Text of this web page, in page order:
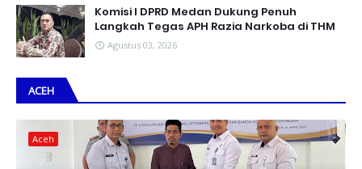
Komisi I DPRD Medan Dukung Penuh
Langkah Tegas APH Razia Narkoba di THM
Agustus 03, 2026
ACEH
Aceh